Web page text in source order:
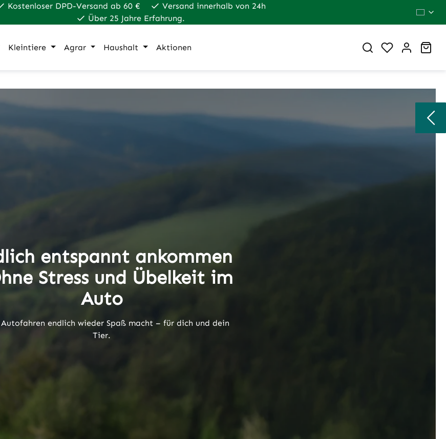
Kostenloser DPD-Versand ab 60 €
Versand innerhalb von 24h
Über 25 Jahre Erfahrung.
Kleintiere Agrar Haushalt Aktionen Du hast 0
entspannt ankommen
Stress und Übelkeit im
Auto
endlich wieder Spaß macht – für dich und dein
Tier.